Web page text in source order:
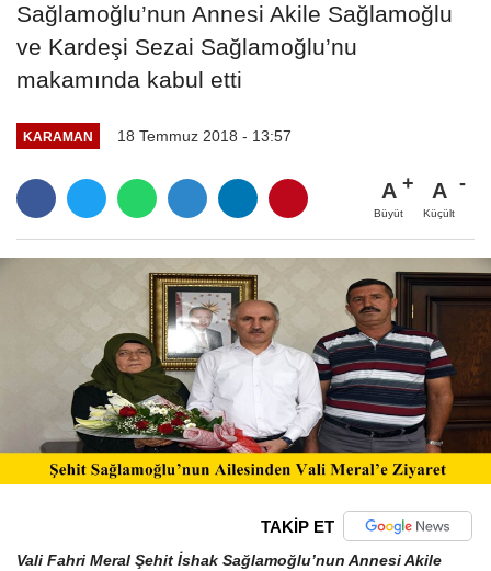
Sağlamoğlu’nun Annesi Akile Sağlamoğlu
ve Kardeşi Sezai Sağlamoğlu’nu
makamında kabul etti
KARAMAN 18 Temmuz 2018 - 13:57
A
Büyüt
A
Küçült
TAKİP ET
Vali Fahri Meral Şehit İshak Sağlamoğlu’nun Annesi Akile